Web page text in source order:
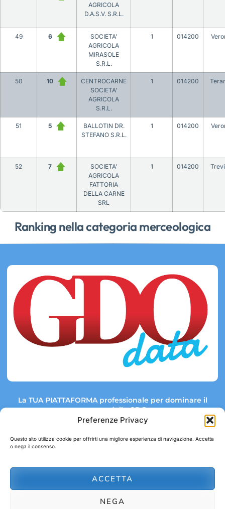
Preferenze Privacy
Questo sito utilizza cookie per offrirti una migliore esperienza di navigazione. Accetta
o nega il consenso.
ACCETTA
NEGA
Ranking nella categoria merceologica
AGRICOLA
D.A.S.V. S.R.L.
49 6
SOCIETA’
AGRICOLA
MIRASOLE
S.R.L.
1 014200
50 10
CENTROCARNE
SOCIETA’
AGRICOLA
S.R.L.
1 014200
51 5
BALLOTIN DR.
STEFANO S.R.L.
1 014200
52 7
SOCIETA’
AGRICOLA
FATTORIA
DELLA CARNE
SRL
1 014200
La TUA PIATTAFORMA professionale per dominare il
mercato della GDO.
Link rapidi:
abbonamenti@gdodata.it